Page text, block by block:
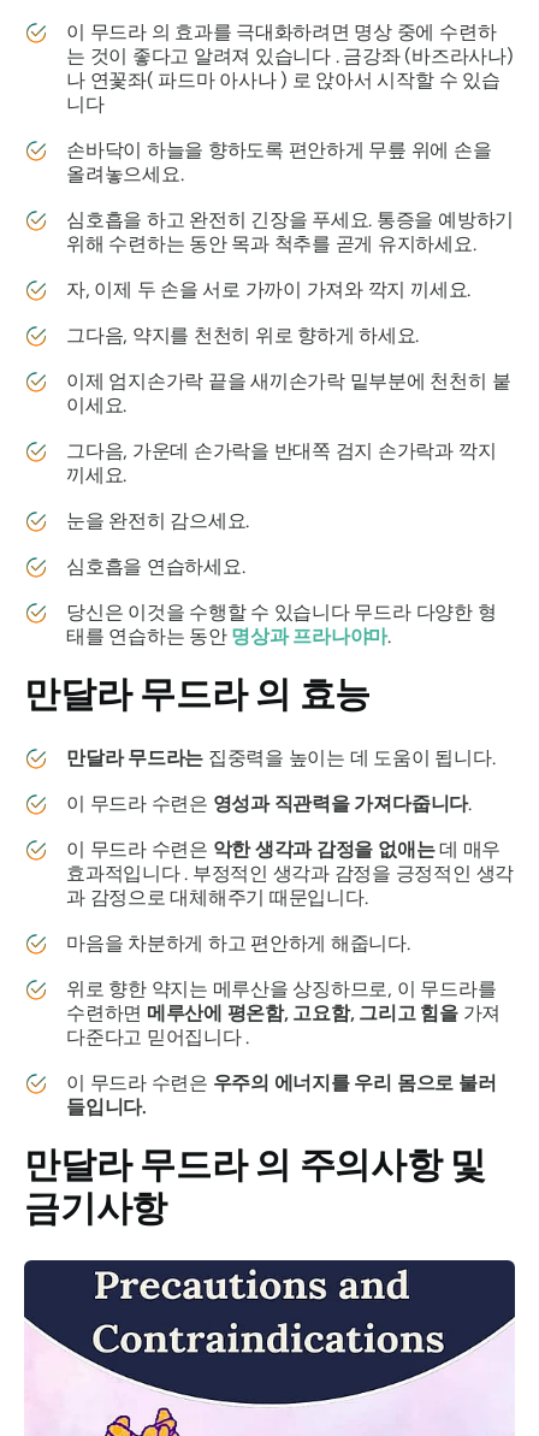
이 무드라의 효과를 극대화하려면 명상 중에 수련하
는 것이 좋다고 알려져 있습니다 . 금강좌(바즈라사나)
나 연꽃좌( 파드마 아사나) 로 앉아서 시작할 수 있습
니다
손바닥이 하늘을 향하도록 편안하게 무릎 위에 손을
올려놓으세요.
심호흡을 하고 완전히 긴장을 푸세요. 통증을 예방하기
위해 수련하는 동안 목과 척추를 곧게 유지하세요.
자, 이제 두 손을 서로 가까이 가져와 깍지 끼세요.
그다음, 약지를 천천히 위로 향하게 하세요.
이제 엄지손가락 끝을 새끼손가락 밑부분에 천천히 붙
이세요.
그다음, 가운데 손가락을 반대쪽 검지 손가락과 깍지
끼세요.
눈을 완전히 감으세요.
심호흡을 연습하세요.
당신은 이것을 수행할 수 있습니다 무드라 다양한 형
태를 연습하는 동안 명상과프라나야마.
만달라 무드라의 효능
만달라 무드라는 집중력을 높이는 데 도움이 됩니다.
이 무드라수련은 영성과 직관력을 가져다줍니다.
이 무드라수련은 악한 생각과 감정을 없애는데 매우
효과적입니다 . 부정적인 생각과 감정을 긍정적인 생각
과 감정으로 대체해주기 때문입니다.
마음을 차분하게 하고 편안하게 해줍니다.
위로 향한 약지는 메루산을 상징하므로, 이 무드라를
수련하면 메루산에 평온함, 고요함, 그리고 힘을가져
다준다고 믿어집니다 .
이 무드라수련은 우주의 에너지를 우리 몸으로 불러
들입니다.
만달라 무드라의 주의사항 및
금기사항